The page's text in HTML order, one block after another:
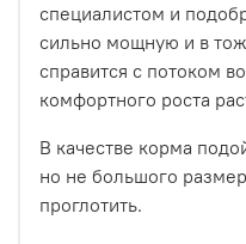
специалистом и
сильно мощную и в
справится с потоком
комфортного роста
В качестве корма
но не большого
проглотить.